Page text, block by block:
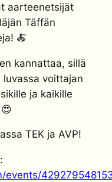
aarteenetsijät
Täffän
🍝
kannattaa, sillä
luvassa voittajan
ja kaikille
TEK ja AVP!
events/